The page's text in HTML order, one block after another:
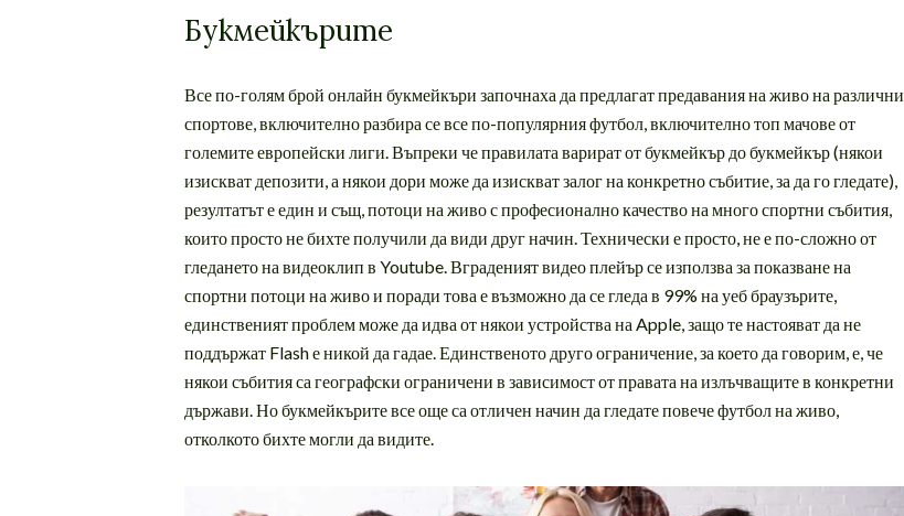
Букмейкърите
Все по-голям брой онлайн букмейкъри започнаха да предлагат предавания на живо на различни
спортове, включително разбира се все по-популярния футбол, включително топ мачове от
големите европейски лиги. Въпреки че правилата варират от букмейкър до букмейкър (някои
изискват депозити, а някои дори може да изискват залог на конкретно събитие, за да го гледате),
резултатът е един и същ, потоци на живо с професионално качество на много спортни събития,
които просто не бихте получили да види друг начин. Технически е просто, не е по-сложно от
гледането на видеоклип в Youtube. Вграденият видео плейър се използва за показване на
спортни потоци на живо и поради това е възможно да се гледа в 99% на уеб браузърите,
единственият проблем може да идва от някои устройства на Apple, защо те настояват да не
поддържат Flash е никой да гадае. Единственото друго ограничение, за което да говорим, е, че
някои събития са географски ограничени в зависимост от правата на излъчващите в конкретни
държави. Но букмейкърите все още са отличен начин да гледате повече футбол на живо,
отколкото бихте могли да видите.